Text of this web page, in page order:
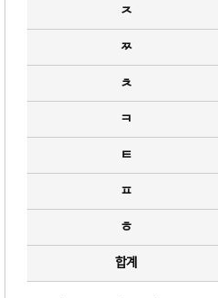
ㅈ
ㅉ
ㅊ
ㅋ
ㅌ
ㅍ
ㅎ
합계